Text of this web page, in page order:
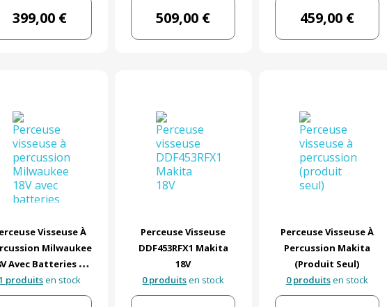
399,00 € 509,00 € 459,00 €
Visseuse À
Milwaukee
Avec Batteries Et
Chargeur
produitsen stock
Perceuse Visseuse
DDF453RFX1 Makita
18V
0 produitsen stock
Perceuse Visseuse À
Percussion Makita
(produit Seul)
0 produitsen stock